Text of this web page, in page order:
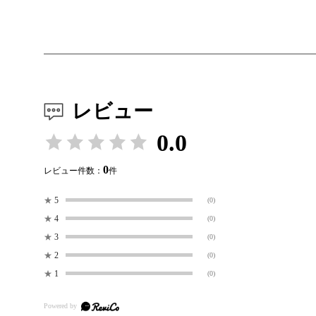
レビュー
0.0
レビュー件数： 0件
★ 5 (0)
★ 4 (0)
★ 3 (0)
★ 2 (0)
★ 1 (0)